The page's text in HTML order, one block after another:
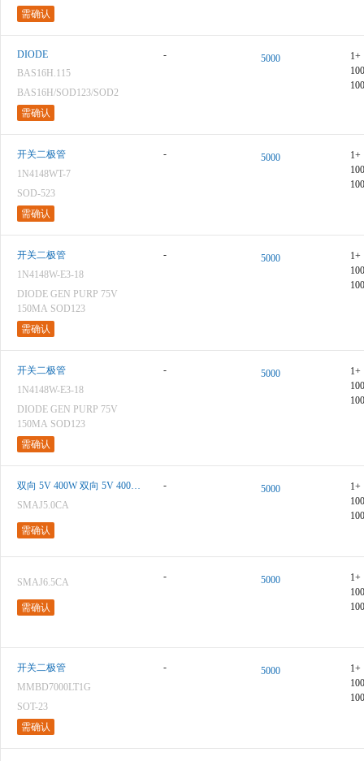
需确认
DIODE
BAS16H.115
BAS16H/SOD123/SOD2
需确认
- 5000
1+
开关二极管
1N4148WT-7
SOD-523
需确认
- 5000
1+
开关二极管
1N4148W-E3-18
DIODE GEN PURP 75V
150MA SOD123
需确认
- 5000
1+
开关二极管
1N4148W-E3-18
DIODE GEN PURP 75V
150MA SOD123
需确认
- 5000
1+
双向 5V 400W 双向 5V 400W 瞬态抑制二极管(TVS
SMAJ5.0CA
需确认
- 5000
1+
SMAJ6.5CA
需确认
- 5000
1+
开关二极管
MMBD7000LT1G
SOT-23
需确认
- 5000
1+